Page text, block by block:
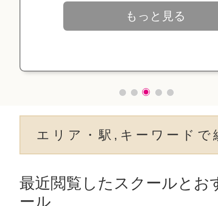
もっと見る
エリア・駅,キーワードで
最近閲覧したスクールとお
ール